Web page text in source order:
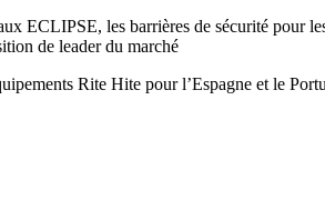
ECLIPSE, les barrières de sécurité pour
de leader du marché
Rite Hite pour l’Espagne et le